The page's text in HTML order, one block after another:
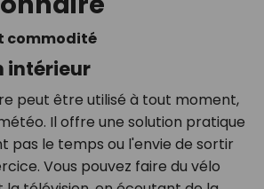
commodité
intérieur
peut être utilisé à tout moment,
Il offre une solution pratique
pas le temps ou l'envie de sortir
Vous pouvez faire du vélo